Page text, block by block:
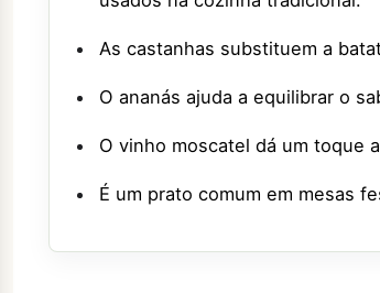
As castanhas substituem a
O ananás ajuda a equilibrar o
O vinho moscatel dá um toque
É um prato comum em mesas